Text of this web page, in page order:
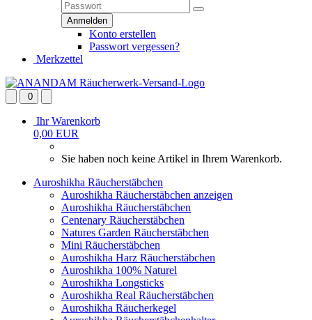
Konto erstellen
Passwort vergessen?
Merkzettel
0
Ihr Warenkorb
0,00 EUR
Sie haben noch keine Artikel in Ihrem Warenkorb.
Auroshikha Räucherstäbchen
Auroshikha Räucherstäbchen anzeigen
Auroshikha Räucherstäbchen
Centenary Räucherstäbchen
Natures Garden Räucherstäbchen
Mini Räucherstäbchen
Auroshikha Harz Räucherstäbchen
Auroshikha 100% Naturel
Auroshikha Longsticks
Auroshikha Real Räucherstäbchen
Auroshikha Räucherkegel